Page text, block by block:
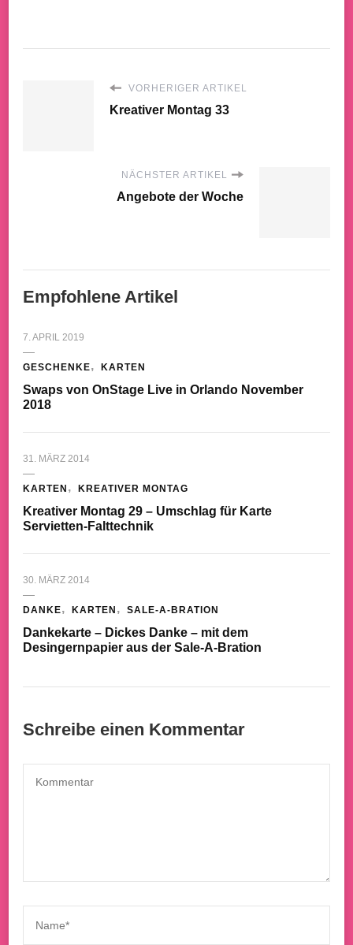
VORHERIGER ARTIKEL
Kreativer Montag 33
NÄCHSTER ARTIKEL
Angebote der Woche
Empfohlene Artikel
7. APRIL 2019
GESCHENKE KARTEN
Swaps von OnStage Live in Orlando November
2018
31. MÄRZ 2014
KARTEN KREATIVER MONTAG
Kreativer Montag 29 – Umschlag für Karte
Servietten-Falttechnik
30. MÄRZ 2014
DANKE KARTEN SALE-A-BRATION
Dankekarte – Dickes Danke – mit dem
Desingernpapier aus der Sale-A-Bration
Schreibe einen Kommentar